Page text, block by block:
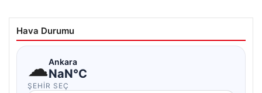
Hava Durumu
☁Ankara
NaN°C
ŞEHIR SEÇ